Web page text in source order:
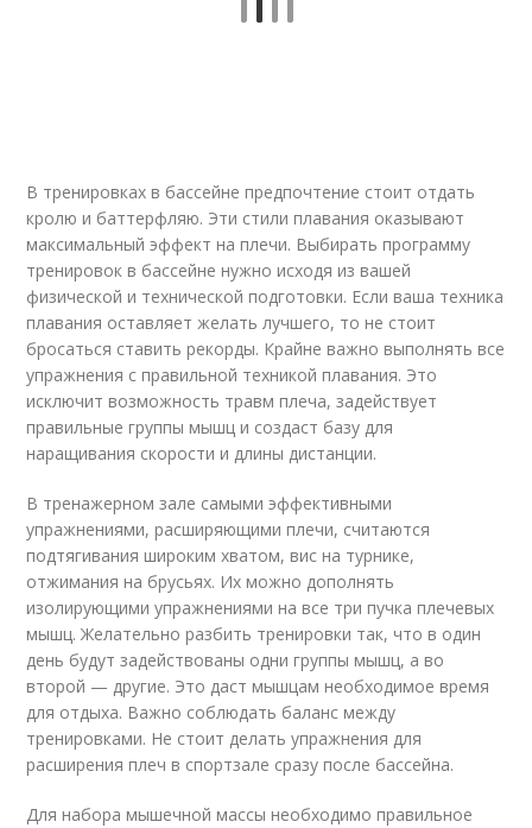
В тренировках в бассейне предпочтение стоит отдать
кролю и баттерфляю. Эти стили плавания оказывают
максимальный эффект на плечи. Выбирать программу
тренировок в бассейне нужно исходя из вашей
физической и технической подготовки. Если ваша техника
плавания оставляет желать лучшего, то не стоит
бросаться ставить рекорды. Крайне важно выполнять все
упражнения с правильной техникой плавания. Это
исключит возможность травм плеча, задействует
правильные группы мышц и создаст базу для
наращивания скорости и длины дистанции.
В тренажерном зале самыми эффективными
упражнениями, расширяющими плечи, считаются
подтягивания широким хватом, вис на турнике,
отжимания на брусьях. Их можно дополнять
изолирующими упражнениями на все три пучка плечевых
мышц. Желательно разбить тренировки так, что в один
день будут задействованы одни группы мышц, а во
второй — другие. Это даст мышцам необходимое время
для отдыха. Важно соблюдать баланс между
тренировками. Не стоит делать упражнения для
расширения плеч в спортзале сразу после бассейна.
Для набора мышечной массы необходимо правильное